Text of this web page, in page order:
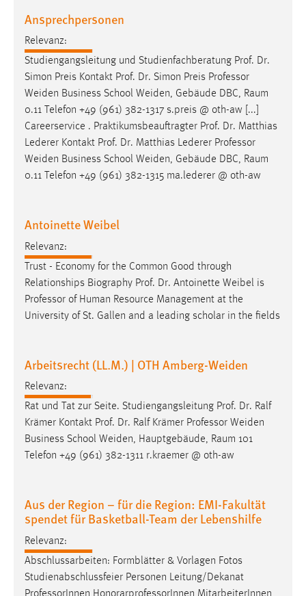
Ansprechpersonen
Relevanz:
Studiengangsleitung und Studienfachberatung Prof. Dr.
Simon Preis Kontakt Prof. Dr. Simon Preis Professor
Weiden Business School Weiden, Gebäude DBC, Raum
0.11 Telefon +49 (961) 382-1317 s.preis @ oth-aw [...]
Careerservice . Praktikumsbeauftragter Prof. Dr. Matthias
Lederer Kontakt Prof. Dr. Matthias Lederer Professor
Weiden Business School Weiden, Gebäude DBC, Raum
0.11 Telefon +49 (961) 382-1315 ma.lederer @ oth-aw
Antoinette Weibel
Relevanz:
Trust - Economy for the Common Good through
Relationships Biography Prof. Dr. Antoinette Weibel is
Professor of Human Resource Management at the
University of St. Gallen and a leading scholar in the fields
Arbeitsrecht (LL.M.) | OTH Amberg-Weiden
Relevanz:
Rat und Tat zur Seite. Studiengangsleitung Prof. Dr. Ralf
Krämer Kontakt Prof. Dr. Ralf Krämer Professor Weiden
Business School Weiden, Hauptgebäude, Raum 101
Telefon +49 (961) 382-1311 r.kraemer @ oth-aw
Aus der Region – für die Region: EMI-Fakultät
spendet für Basketball-Team der Lebenshilfe
Relevanz:
Abschlussarbeiten: Formblätter & Vorlagen Fotos
Studienabschlussfeier Personen Leitung/Dekanat
Professor Innen HonorarprofessorInnen MitarbeiterInnen
einloggen zu können.
Cookie Laufzeit:
24 Stunden
STATISTIK
Statistik Cookies erfassen Informationen anonym.
Diese Informationen helfen uns zu verstehen, wie
unsere Besucher unsere Website nutzen.
Name:
_pk_ref, _pk_cvar, _pk_id, _pk_ses
Zweck:
Zugriffsstatistik
Cookie Laufzeit:
MARKETING
Marketing Cookies werden von Drittanbietern
verwendet, um personalisierte Werbung anzuzeigen.
Sie tun dies, indem sie Besucher über Websites
hinweg verfolgen.
Name:
Anbieter: